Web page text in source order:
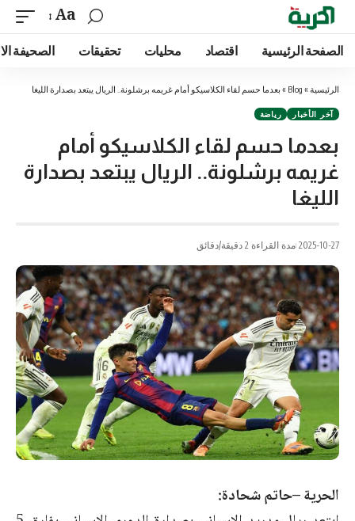
Aa
الصفحة الرئيسية اقتصاد محليات تحقيقات الصحيفة
الرئيسية »
Blog
» بعدما حسم لقاء الكلاسيكو أمام غريمه برشلونة.. الريال يبتعد بصدارة الليغا
آخر الأخبار رياضة
بعدما حسم لقاء الكلاسيكو أمام
غريمه برشلونة.. الريال يبتعد بصدارة
الليغا
2025-10-27 مدة القراءة 2 دقيقة/دقائق
الحرية –حاتم شحادة: